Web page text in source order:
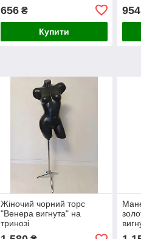
656₴
Купити
954
Жіночий чорний торс
"Венера вигнута" на
тринозі